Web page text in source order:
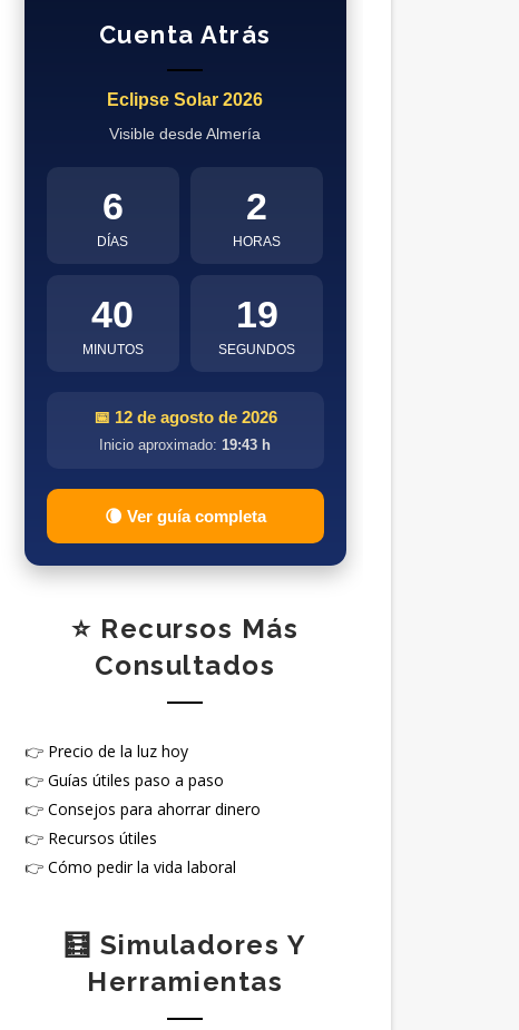
Cuenta Atrás
Eclipse Solar 2026
Visible desde Almería
6
DÍAS
2
HORAS
40
MINUTOS
18
SEGUNDOS
📅 12 de agosto de 2026
Inicio aproximado:19:43 h
🌘 Ver guía completa
⭐ Recursos Más
Consultados
👉 Precio de la luz hoy
👉 Guías útiles paso a paso
👉 Consejos para ahorrar dinero
👉 Recursos útiles
👉 Cómo pedir la vida laboral
🧮 Simuladores Y
Herramientas